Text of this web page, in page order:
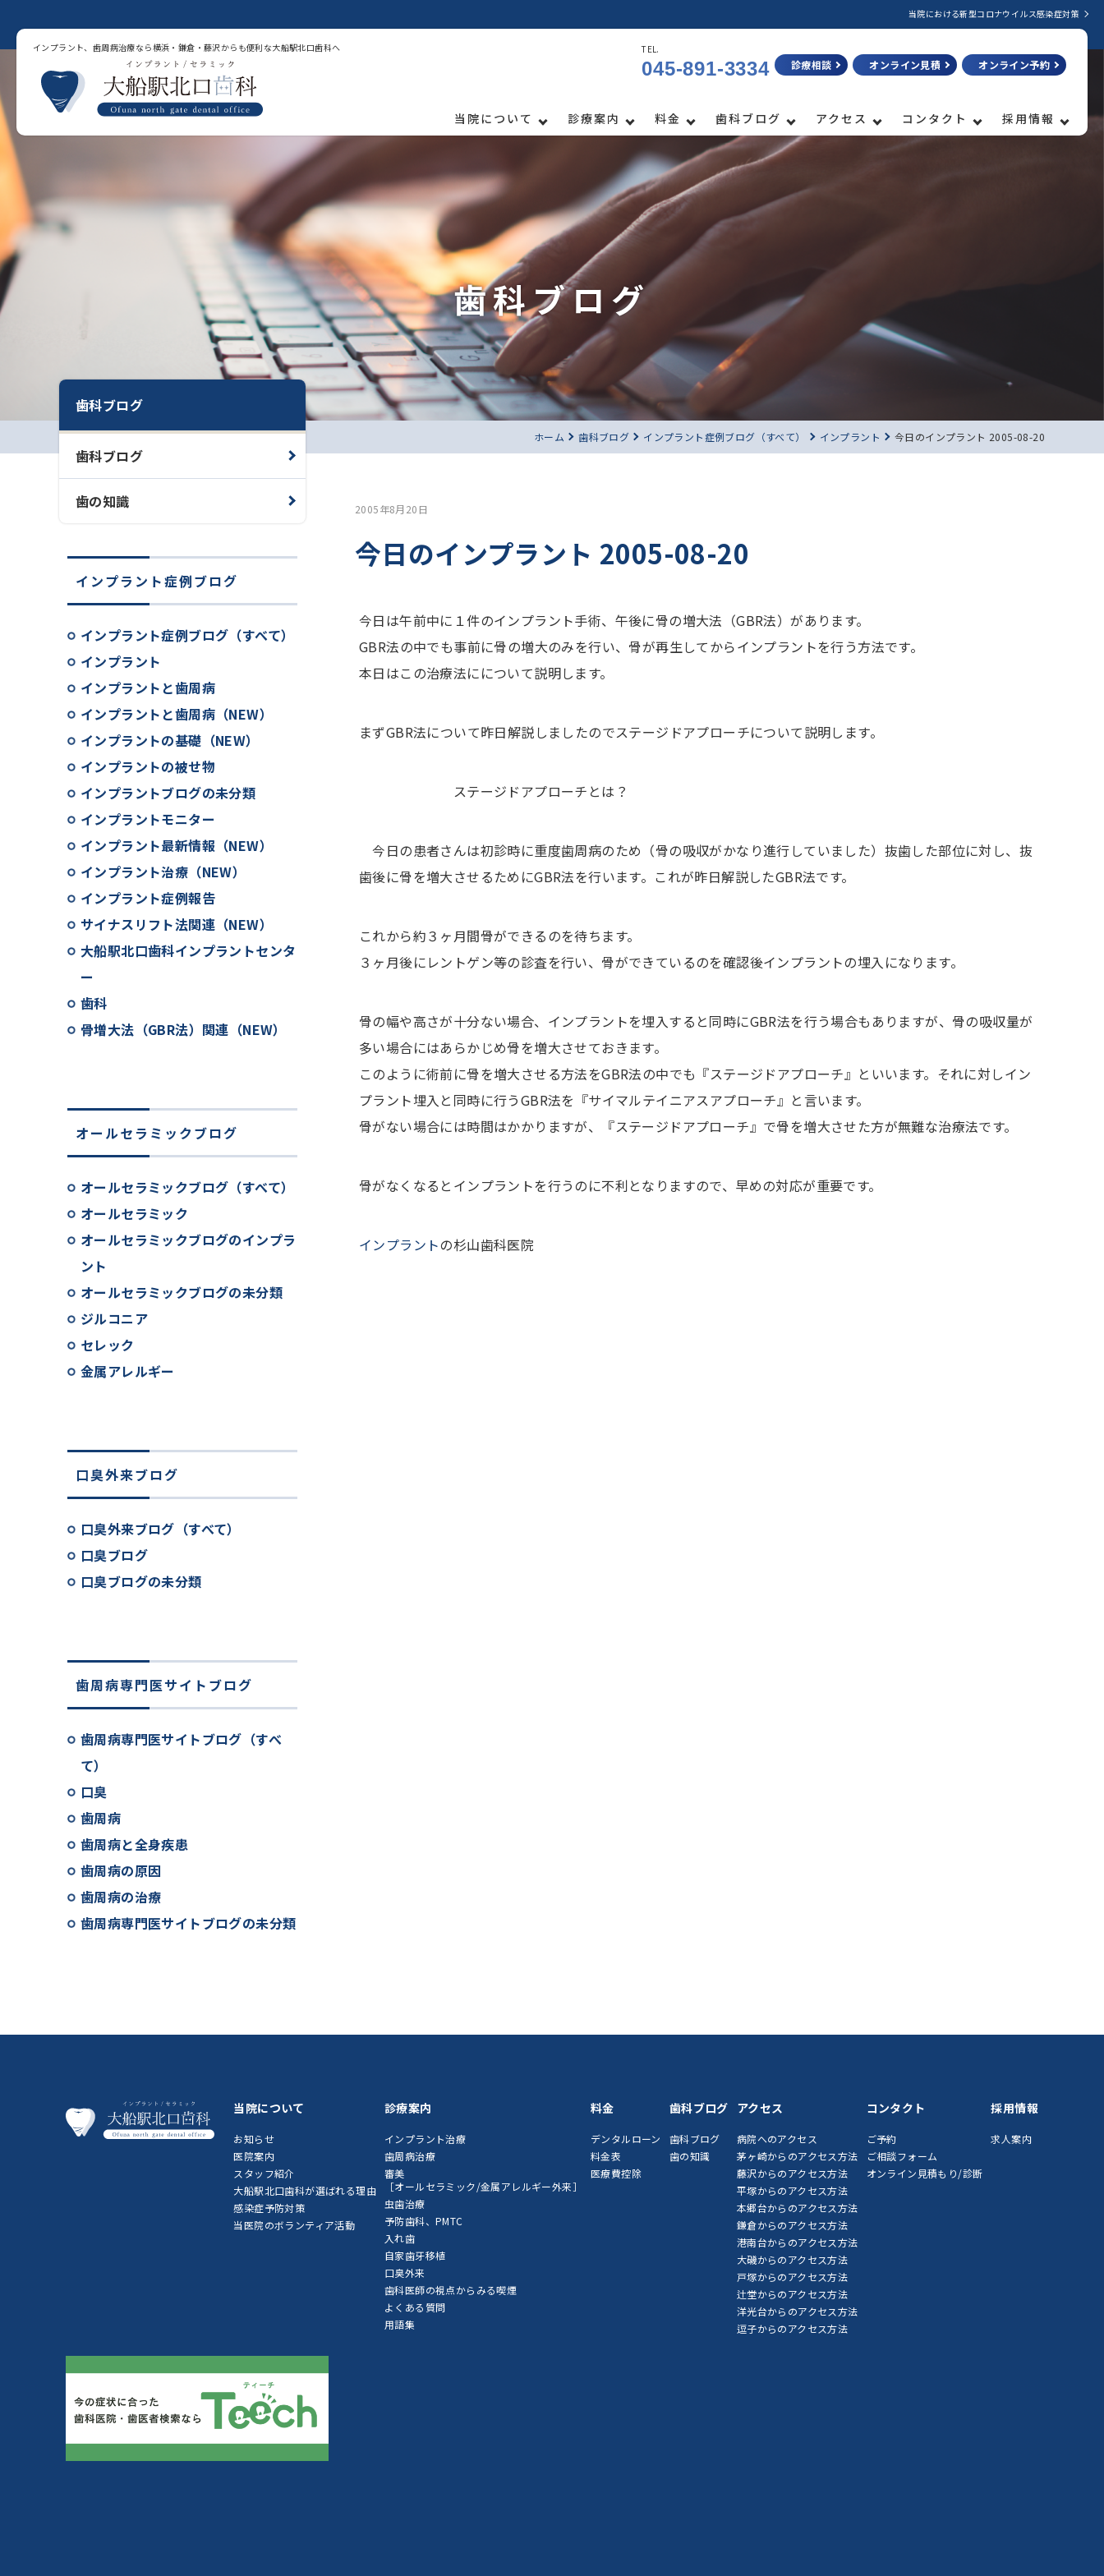
当院における新型コロナウイルス感染症対策
インプラント、歯周病治療なら横浜・鎌倉・藤沢からも便利な大船駅北口歯科へ TEL.
045-891-3334 診療相談 オンライン見積 オンライン予約
当院について 診療案内 料金 歯科ブログ アクセス コンタクト 採用情報
歯科ブログ
ホーム 歯科ブログ インプラント症例ブログ（すべて） インプラント 今日のインプラント 2005-08-20
歯科ブログ
歯科ブログ
歯の知識
インプラント症例ブログ
インプラント症例ブログ（すべて）
インプラント
インプラントと歯周病
インプラントと歯周病（NEW）
インプラントの基礎（NEW）
インプラントの被せ物
インプラントブログの未分類
インプラントモニター
インプラント最新情報（NEW）
インプラント治療（NEW）
インプラント症例報告
サイナスリフト法関連（NEW）
大船駅北口歯科インプラントセンタ
ー
歯科
骨増大法（GBR法）関連（NEW）
オールセラミックブログ
オールセラミックブログ（すべて）
オールセラミック
オールセラミックブログのインプラ
ント
オールセラミックブログの未分類
ジルコニア
セレック
金属アレルギー
口臭外来ブログ
口臭外来ブログ（すべて）
口臭ブログ
口臭ブログの未分類
歯周病専門医サイトブログ
歯周病専門医サイトブログ（すべ
て）
口臭
歯周病
歯周病と全身疾患
歯周病の原因
歯周病の治療
歯周病専門医サイトブログの未分類
2005年8月20日
今日のインプラント 2005-08-20
今日は午前中に１件のインプラント手術、午後に骨の増大法（GBR法）があります。
GBR法の中でも事前に骨の増大のみを行い、骨が再生してからインプラントを行う方法です。
本日はこの治療法にについて説明します。
まずGBR法について昨日解説しましたのでステージドアプローチについて説明します。
ステージドアプローチとは？
今日の患者さんは初診時に重度歯周病のため（骨の吸収がかなり進行していました）抜歯した部位に対し、抜
歯後に骨を増大させるためにGBR法を行います。これが昨日解説したGBR法です。
これから約３ヶ月間骨ができるのを待ちます。
３ヶ月後にレントゲン等の診査を行い、骨ができているのを確認後インプラントの埋入になります。
骨の幅や高さが十分ない場合、インプラントを埋入すると同時にGBR法を行う場合もありますが、骨の吸収量が
多い場合にはあらかじめ骨を増大させておきます。
このように術前に骨を増大させる方法をGBR法の中でも『ステージドアプローチ』といいます。それに対しイン
プラント埋入と同時に行うGBR法を『サイマルテイニアスアプローチ』と言います。
骨がない場合には時間はかかりますが、『ステージドアプローチ』で骨を増大させた方が無難な治療法です。
骨がなくなるとインプラントを行うのに不利となりますので、早めの対応が重要です。
インプラントの杉山歯科医院
当院について
お知らせ
医院案内
スタッフ紹介
大船駅北口歯科が選ばれる理由
感染症予防対策
当医院のボランティア活動
診療案内
インプラント治療
歯周病治療
審美
［オールセラミック/金属アレルギー外来］
虫歯治療
予防歯科、PMTC
入れ歯
自家歯牙移植
口臭外来
歯科医師の視点からみる喫煙
よくある質問
用語集
料金
デンタルローン
料金表
医療費控除
歯科ブログ
歯科ブログ
歯の知識
アクセス
病院へのアクセス
茅ヶ崎からのアクセス方法
藤沢からのアクセス方法
平塚からのアクセス方法
本郷台からのアクセス方法
鎌倉からのアクセス方法
港南台からのアクセス方法
大磯からのアクセス方法
戸塚からのアクセス方法
辻堂からのアクセス方法
洋光台からのアクセス方法
逗子からのアクセス方法
コンタクト
ご予約
ご相談フォーム
オンライン見積もり/診断
採用情報
求人案内